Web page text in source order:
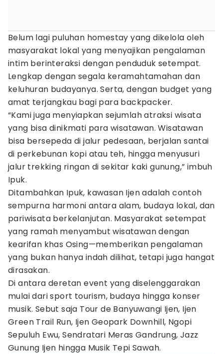
Belum lagi puluhan homestay yang dikelola oleh
masyarakat lokal yang menyajikan pengalaman
intim berinteraksi dengan penduduk setempat.
Lengkap dengan segala keramahtamahan dan
keluhuran budayanya. Serta, dengan budget yang
amat terjangkau bagi para backpacker.
“Kami juga menyiapkan sejumlah atraksi wisata
yang bisa dinikmati para wisatawan. Wisatawan
bisa bersepeda di jalur pedesaan, berjalan santai
di perkebunan kopi atau teh, hingga menyusuri
jalur trekking ringan di sekitar kaki gunung,” imbuh
Ipuk.
Ditambahkan Ipuk, kawasan Ijen adalah contoh
sempurna harmoni antara alam, budaya lokal, dan
pariwisata berkelanjutan. Masyarakat setempat
yang ramah menyambut wisatawan dengan
kearifan khas Osing—memberikan pengalaman
yang bukan hanya indah dilihat, tetapi juga hangat
dirasakan.
Di antara deretan event yang diselenggarakan
mulai dari sport tourism, budaya hingga konser
musik. Sebut saja Tour de Banyuwangi Ijen, Ijen
Green Trail Run, Ijen Geopark Downhill, Ngopi
Sepuluh Ewu, Sendratari Meras Gandrung, Jazz
Gunung Ijen hingga Musik Tepi Sawah.